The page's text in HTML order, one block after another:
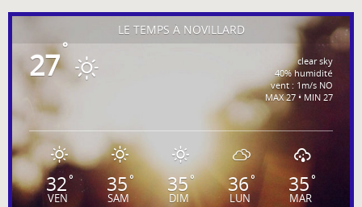
LE TEMPS À NOVILLARD
27°
clear sky
40% humidité
vent : 1m/s NO
MAX 27 • MIN 27
32°
VEN
35°
SAM
35°
DIM
36°
LUN
35°
MAR